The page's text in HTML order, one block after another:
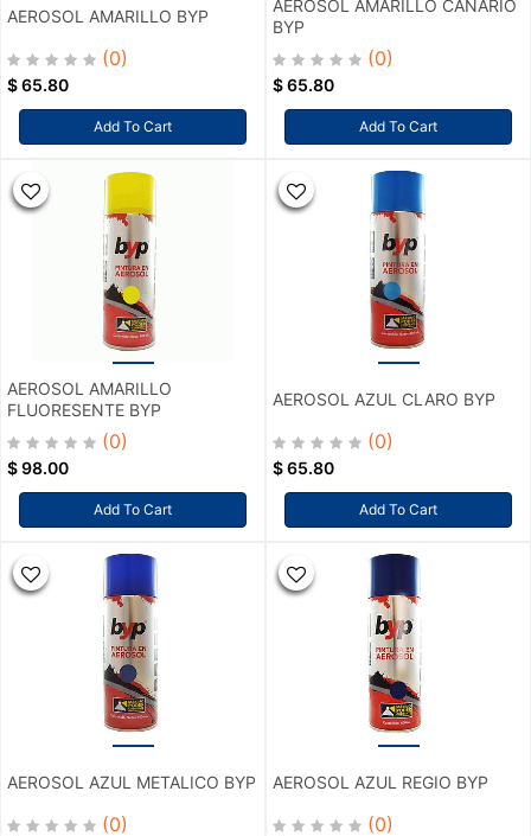
AEROSOL AMARILLO BYP
(0)
$65.80
Add To Cart
AEROSOL AMARILLO CANARIO
BYP
(0)
$65.80
Add To Cart
AEROSOL AMARILLO
FLUORESENTE BYP
(0)
$98.00
Add To Cart
AEROSOL AZUL CLARO BYP
(0)
$65.80
Add To Cart
AEROSOL AZUL METALICO BYP
(0)
AEROSOL AZUL REGIO BYP
(0)